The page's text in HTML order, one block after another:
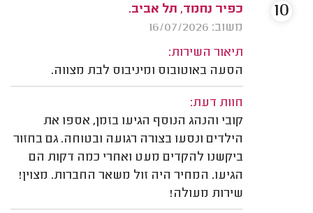
כפיר נחמד, תל אביב.
משוב: 16/07/2026
תיאור השירות:
הסעה באוטובוס ומיניבוס לבת מצווה.
חוות דעת:
קובי והנהג הנוסף הגיעו בזמן, אספו את
הילדים ונסעו בצורה רגועה ובטוחה. גם בחזור
ביקשנו להקדים מעט ואחרי כמה דקות הם
הגיעו. המחיר היה זול משאר החברות. מצוין!
שירות מעולה!
10